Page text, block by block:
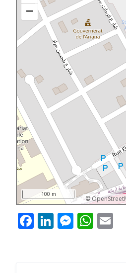
–
©
100 m
Facebook
LinkedIn